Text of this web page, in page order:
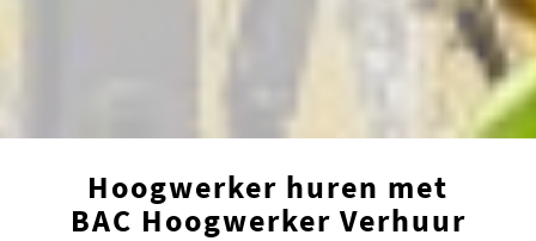
Hoogwerker huren met
BAC Hoogwerker Verhuur